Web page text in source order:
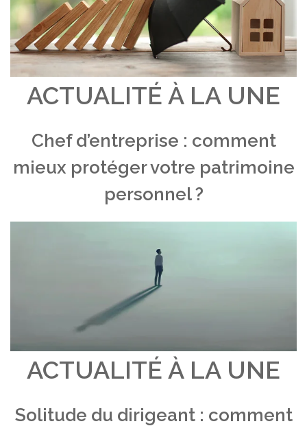
ACTUALITÉ À LA UNE
Chef d’entreprise : comment
mieux protéger votre patrimoine
personnel ?
ACTUALITÉ À LA UNE
Solitude du dirigeant : comment